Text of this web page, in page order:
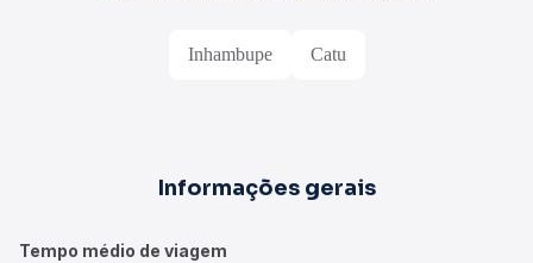
Inhambupe Catu
Informações gerais
Tempo médio de viagem